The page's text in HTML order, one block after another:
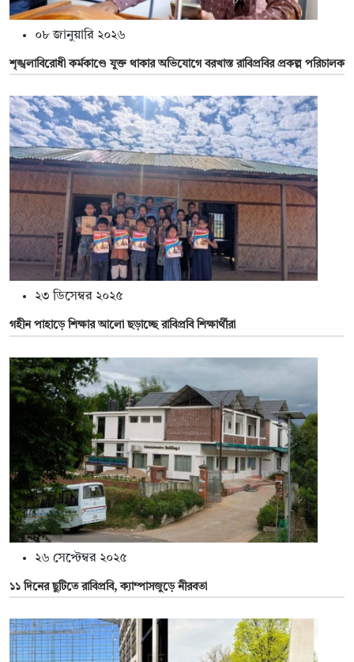
০৮ জানুয়ারি ২০২৬
শৃঙ্খলাবিরোধী কর্মকাণ্ডে যুক্ত থাকার অভিযোগে বরখাস্ত রাবিপ্রবির প্রকল্প পরিচালক
২৩ ডিসেম্বর ২০২৫
গহীন পাহাড়ে শিক্ষার আলো ছড়াচ্ছে রাবিপ্রবি শিক্ষার্থীরা
২৬ সেপ্টেম্বর ২০২৫
১১ দিনের ছুটিতে রাবিপ্রবি, ক্যাম্পাসজুড়ে নীরবতা